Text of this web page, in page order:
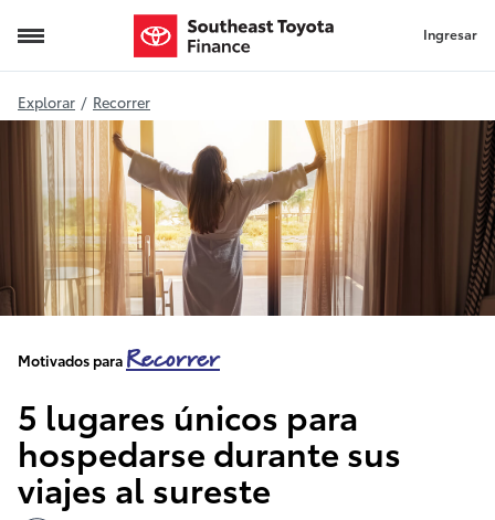
lugares únicos en el sureste Ingresar
Explorar / Recorrer
Motivados paraRecorrer
5 lugares únicos para
hospedarse durante sus
viajes al sureste